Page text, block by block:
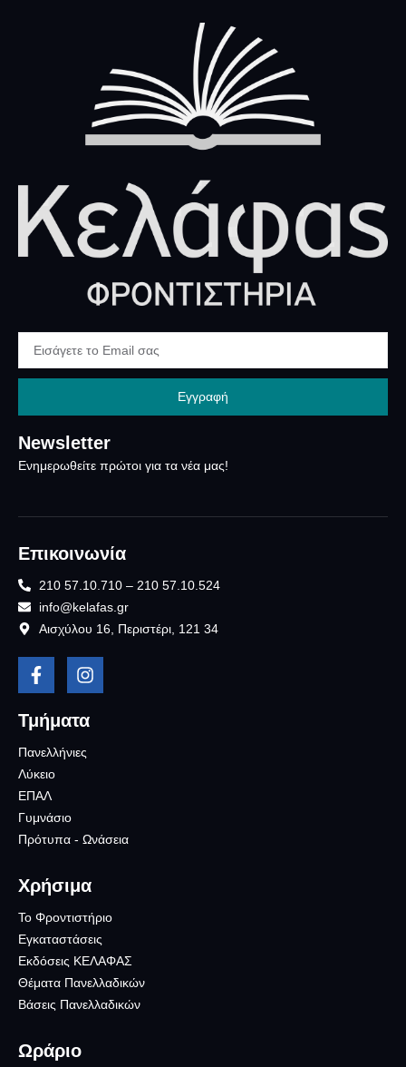
Newsletter
Ενημερωθείτε πρώτοι για τα νέα μας!
Εγγραφή
Επικοινωνία
210 57.10.710 – 210 57.10.524
info@kelafas.gr
Αισχύλου 16, Περιστέρι, 121 34
Τμήματα
Πανελλήνιες
Λύκειο
ΕΠΑΛ
Γυμνάσιο
Πρότυπα - Ωνάσεια
Χρήσιμα
Το Φροντιστήριο
Εγκαταστάσεις
Εκδόσεις ΚΕΛΑΦΑΣ
Θέματα Πανελλαδικών
Βάσεις Πανελλαδικών
Ωράριο